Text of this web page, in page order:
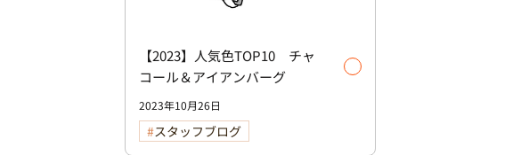
【2023】人気色TOP10 チャ
コール＆アイアンバーグ
2023年10月26日
スタッフブログ